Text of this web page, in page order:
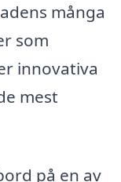
många
som
innovativa
mest
på en av